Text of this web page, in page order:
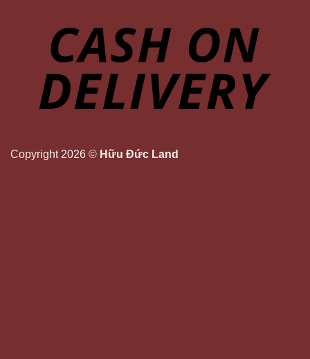
Copyright 2026 © Hữu Đức Land